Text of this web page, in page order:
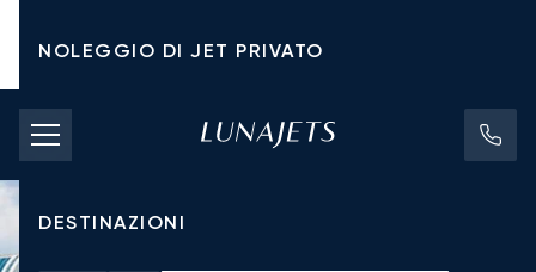
NOLEGGIO DI JET PRIVATO
TARIFFE DI NOLEGGIO
JET PRIVATI
DESTINAZIONI